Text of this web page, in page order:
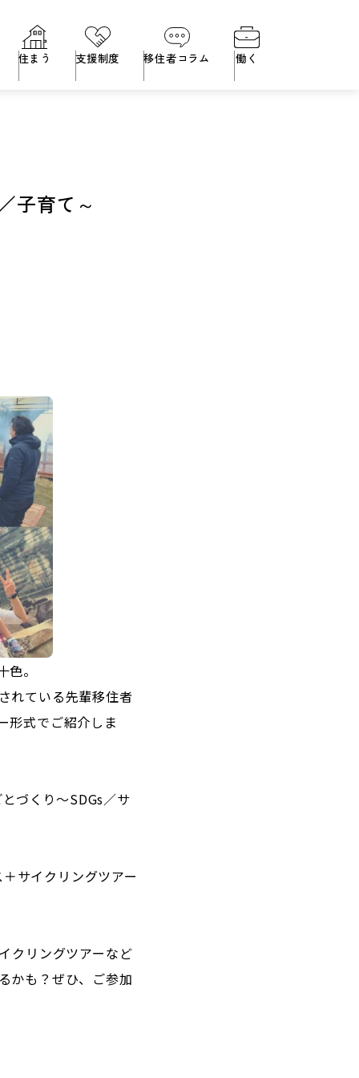
住まう 支援制度 移住者コラム 働く
子育て～
。
れている先輩移住者
形式でご紹介しま
づくり～SDGs／サ
サイクリングツアー
クリングツアーなど
かも？ぜひ、ご参加